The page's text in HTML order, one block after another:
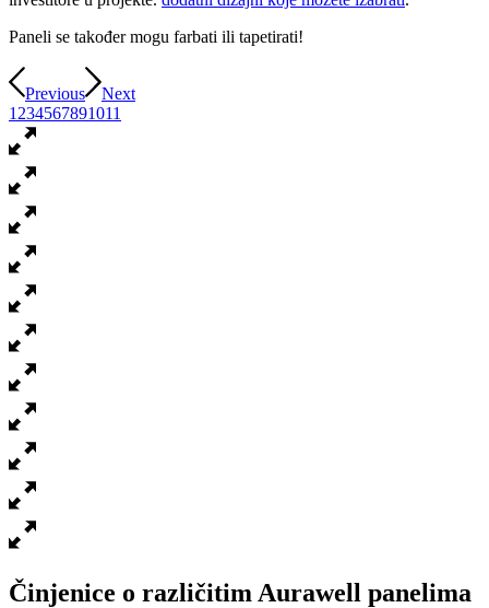
Paneli se također mogu farbati ili tapetirati!
Previous
Next
1 234567891011
Činjenice o različitim Aurawell panelima